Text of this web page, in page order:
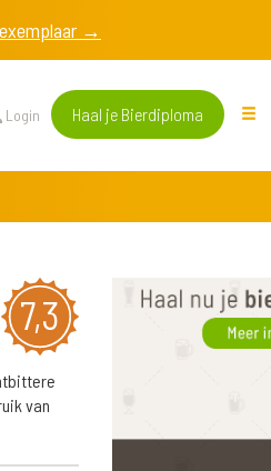
→
Login Haal je Bierdiploma
7,3
van